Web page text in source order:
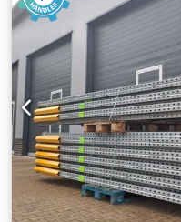
( geschraubtes Fachwerk
Werkbanktraversen,
Kastenprofil: 80 x 50 mm
Sicherungsstifte,
01x Spanplatte II. Wahl,
mm Breite Spanplatte:
Oberfläche: ggf.
II. Wahl, gebraucht
Spanplatte: 980 mm
ggf. beschichtet (ggf.
Ausführung: verzinkt